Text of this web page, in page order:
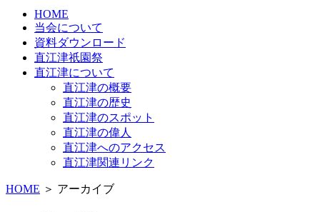
HOME
当会について
資料ダウンロード
直江津祇園祭
直江津について
直江津の概要
直江津の歴史
直江津のスポット
直江津の偉人
直江津へのアクセス
直江津関連リンク
HOME ＞ アーカイブ